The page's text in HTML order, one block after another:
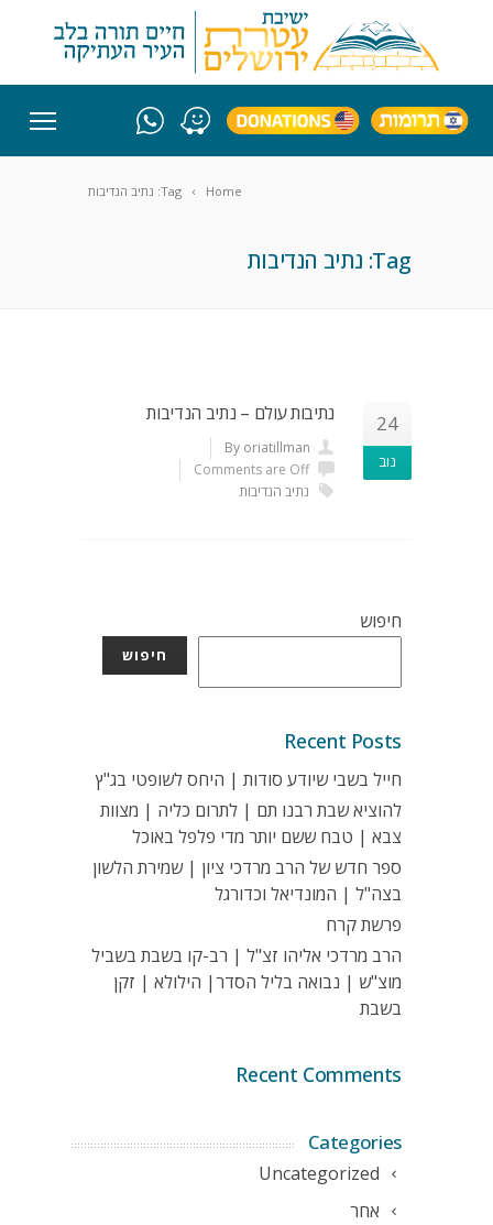
Home Tag: נתיב הנדיבות
Tag: נתיב הנדיבות
24
נוב
נתיבות עולם – נתיב הנדיבות
By oriatillman
Comments are Off
נתיב הנדיבות
חיפוש
חיפוש
Recent Posts
חייל בשבי שיודע סודות | היחס לשופטי בג"ץ
להוציא שבת רבנו תם | לתרום כליה | מצוות
צבא | טבח ששם יותר מדי פלפל באוכל
ספר חדש של הרב מרדכי ציון | שמירת הלשון
בצה"ל | המונדיאל וכדורגל
פרשת קרח
הרב מרדכי אליהו זצ"ל | רב-קו בשבת בשביל
מוצ"ש | נבואה בליל הסדר| הילולא | זקן
בשבת
Recent Comments
Categories
Uncategorized
אחר